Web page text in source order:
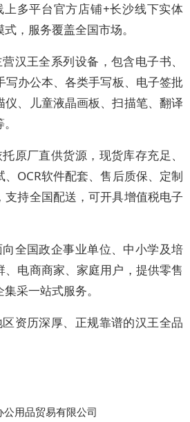
多平台官方店铺+长沙线下实体
，服务覆盖全国市场。
汉王全系列设备，包含电子书、
写办公本、各类手写板、电子签批
仪、儿童液晶画板、扫描笔、翻译
原厂直供货源，现货库存充足、
OCR软件配套、售后质保、定制
持全国配送，可开具增值税电子
全国政企事业单位、中小学及培
电商商家、家庭用户，提供零售
采一站式服务。
资历深厚、正规靠谱的汉王全品
用品贸易有限公司